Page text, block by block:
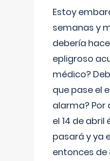
Estoy
semanas y
debería
epligroso
médico?
que pase el
alarma? Por
el 14 de abril
pasará y ya
entonces de